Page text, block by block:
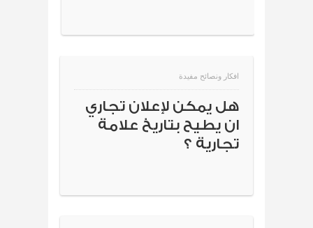
افكار ونصائح مفيدة
هل يمكن لإعلان تجاري
ان يطيح بتاريخ علامة
تجارية ؟